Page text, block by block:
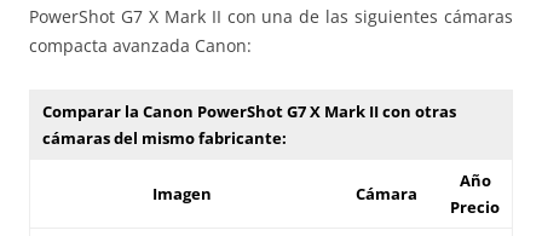
PowerShot G7 X Mark II con una de las siguientes cámaras
compacta avanzada Canon:
Comparar la Canon PowerShot G7 X Mark II con otras
cámaras del mismo fabricante:
Imagen Cámara
Año
Precio